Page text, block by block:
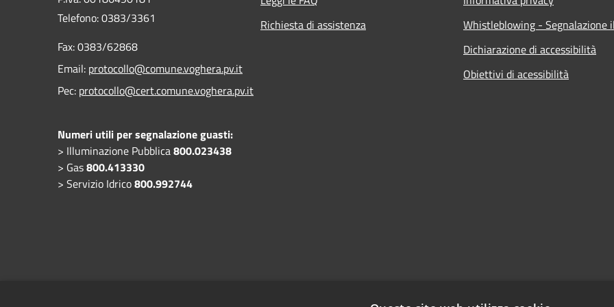
Telefono:0383/3361
Fax:0383/62868
Email: protocollo@comune.voghera.pv.it
Pec: protocollo@cert.comune.voghera.pv.it
Numeri utili per segnalazione guasti:
> Illuminazione Pubblica800.023438
> Gas800.413330
> Servizio Idrico800.992744
Richiesta di assistenza
Whistleblowing - Segnalazione
Dichiarazione di accessibilità
Obiettivi di acessibilità